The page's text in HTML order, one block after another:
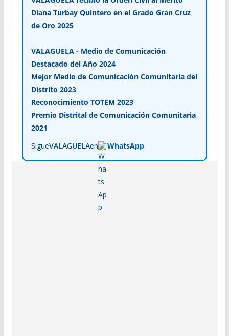
Diana Turbay Quintero en el Grado Gran Cruz
de Oro 2025
VALAGUELA - Medio de Comunicación
Destacado del Año 2024
Mejor Medio de Comunicación Comunitaria del
Distrito 2023
Reconocimiento TOTEM 2023
Premio Distrital de Comunicación Comunitaria
2021
SigueVALAGUELAen WhatsApp.